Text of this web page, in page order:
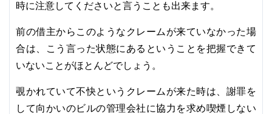
時に注意してくださいと言うことも出来ます。
前の借主からこのようなクレームが来ていなかった場
合は、こう言った状態にあるということを把握できて
いないことがほとんどでしょう。
覗かれていて不快というクレームが来た時は、謝罪を
して向かいのビルの管理会社に協力を求め喫煙しない